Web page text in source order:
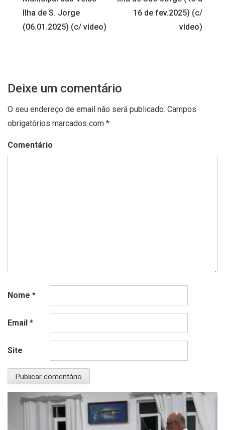
artigos
Ilha de S. Jorge
(06.01.2025) (c/ vídeo)
16 de fev.2025) (c/
vídeo)
Deixe um comentário
O seu endereço de email não será publicado. Campos
obrigatórios marcados com *
Comentário
Nome *
Email *
Site